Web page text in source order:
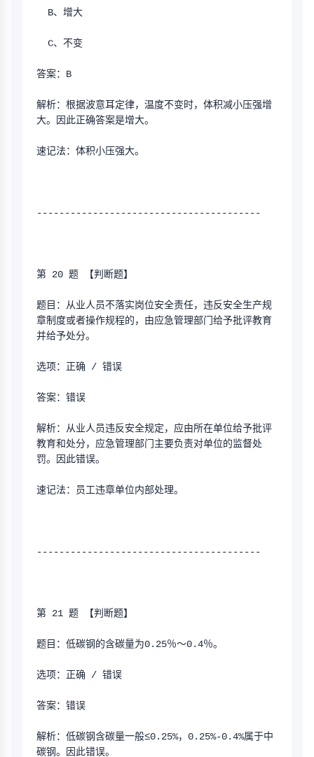
  B、增大
  C、不变
答案：B
解析：根据波意耳定律，温度不变时，体积减小压强增
大。因此正确答案是增大。
速记法：体积小压强大。
----------------------------------------
第 20 题 【判断题】
题目：从业人员不落实岗位安全责任，违反安全生产规
章制度或者操作规程的，由应急管理部门给予批评教育
并给予处分。
选项：正确 / 错误
答案：错误
解析：从业人员违反安全规定，应由所在单位给予批评
教育和处分，应急管理部门主要负责对单位的监督处
罚。因此错误。
速记法：员工违章单位内部处理。
----------------------------------------
第 21 题 【判断题】
题目：低碳钢的含碳量为0.25％～0.4％。
选项：正确 / 错误
答案：错误
解析：低碳钢含碳量一般≤0.25%，0.25%-0.4%属于中
碳钢。因此错误。